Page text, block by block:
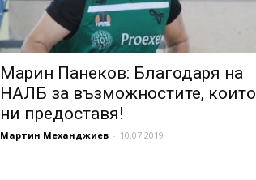
Марин Панеков: Благодаря на
НАЛБ за възможностите, които
ни предоставя!
Мартин Механджиев - 10.07.2019